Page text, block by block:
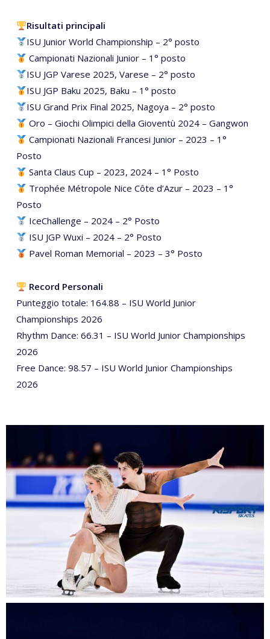
Risultati principali
ISU Junior World Championship – 2° posto
Campionati Nazionali Junior – 1° posto
ISU JGP Varese 2025, Varese – 2° posto
ISU JGP Baku 2025, Baku – 1° posto
ISU Grand Prix Final 2025, Nagoya – 2° posto
Oro – Giochi Olimpici della Gioventù 2024 – Gangwon
Campionati Nazionali Francesi Junior – 2023 – 1°
Posto
Santa Claus Cup – 2023, 2024 – 1° Posto
Trophée Métropole Nice Côte d’Azur – 2023 – 1°
Posto
IceChallenge – 2024 – 2° Posto
ISU JGP Wuxi – 2024 – 2° Posto
Pavel Roman Memorial – 2023 – 3° Posto
Record Personali
Punteggio totale: 164.88 – ISU World Junior
Championships 2026
Rhythm Dance: 66.31 – ISU World Junior Championships
2026
Free Dance: 98.57 – ISU World Junior Championships
2026